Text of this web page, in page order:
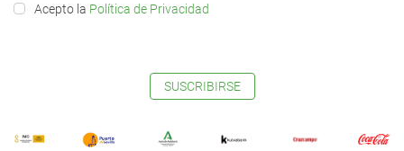
Acepto la Política de Privacidad
SUSCRIBIRSE